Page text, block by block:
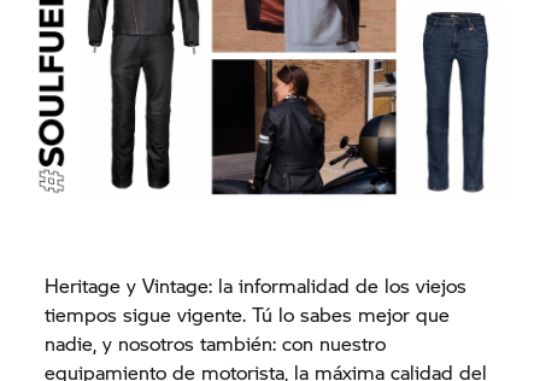
Heritage y Vintage: la informalidad de los viejos
tiempos sigue vigente. Tú lo sabes mejor que
nadie, y nosotros también: con nuestro
equipamiento de motorista, la máxima calidad del